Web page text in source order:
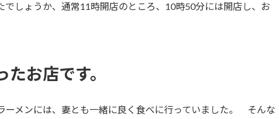
でしょうか、通常11時開店のところ、10時50分には開店し、お
お店です。
メンには、妻とも一緒に良く食べに行っていました。 そんな